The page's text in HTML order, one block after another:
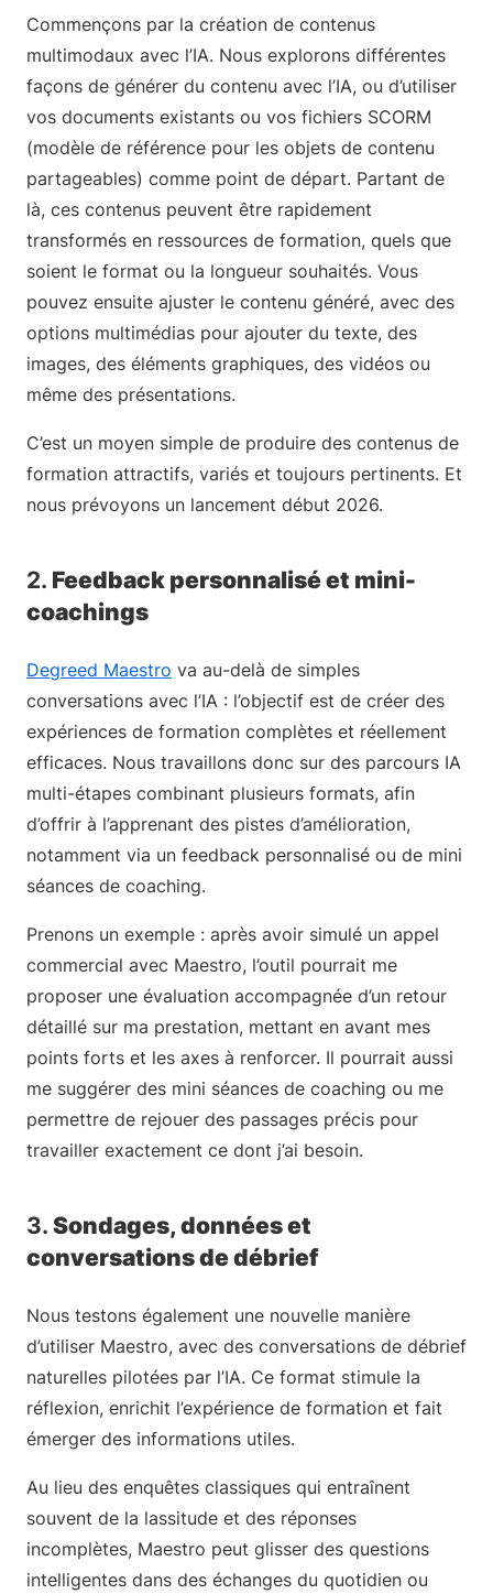
Commençons par la création de contenus
multimodaux avec l’IA. Nous explorons différentes
façons de générer du contenu avec l’IA, ou d’utiliser
vos documents existants ou vos fichiers SCORM
(modèle de référence pour les objets de contenu
partageables) comme point de départ. Partant de
là, ces contenus peuvent être rapidement
transformés en ressources de formation, quels que
soient le format ou la longueur souhaités. Vous
pouvez ensuite ajuster le contenu généré, avec des
options multimédias pour ajouter du texte, des
images, des éléments graphiques, des vidéos ou
même des présentations.
C’est un moyen simple de produire des contenus de
formation attractifs, variés et toujours pertinents. Et
nous prévoyons un lancement début 2026.
2. Feedback personnalisé et mini-
coachings
Degreed Maestro va au-delà de simples
conversations avec l’IA : l’objectif est de créer des
expériences de formation complètes et réellement
efficaces. Nous travaillons donc sur des parcours IA
multi-étapes combinant plusieurs formats, afin
d’offrir à l’apprenant des pistes d’amélioration,
notamment via un feedback personnalisé ou de mini
séances de coaching.
Prenons un exemple : après avoir simulé un appel
commercial avec Maestro, l’outil pourrait me
proposer une évaluation accompagnée d’un retour
détaillé sur ma prestation, mettant en avant mes
points forts et les axes à renforcer. Il pourrait aussi
me suggérer des mini séances de coaching ou me
permettre de rejouer des passages précis pour
travailler exactement ce dont j’ai besoin.
3. Sondages, données et
conversations de débrief
Nous testons également une nouvelle manière
d’utiliser Maestro, avec des conversations de débrief
naturelles pilotées par l’IA. Ce format stimule la
réflexion, enrichit l’expérience de formation et fait
émerger des informations utiles.
Au lieu des enquêtes classiques qui entraînent
souvent de la lassitude et des réponses
incomplètes, Maestro peut glisser des questions
intelligentes dans des échanges du quotidien ou